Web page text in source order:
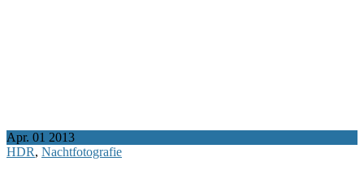
Apr. 01 2013
HDR, Nachtfotografie